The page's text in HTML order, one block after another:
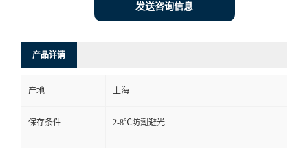
发送咨询信息
产品详请
产地 上海
保存条件 2-8℃防潮避光